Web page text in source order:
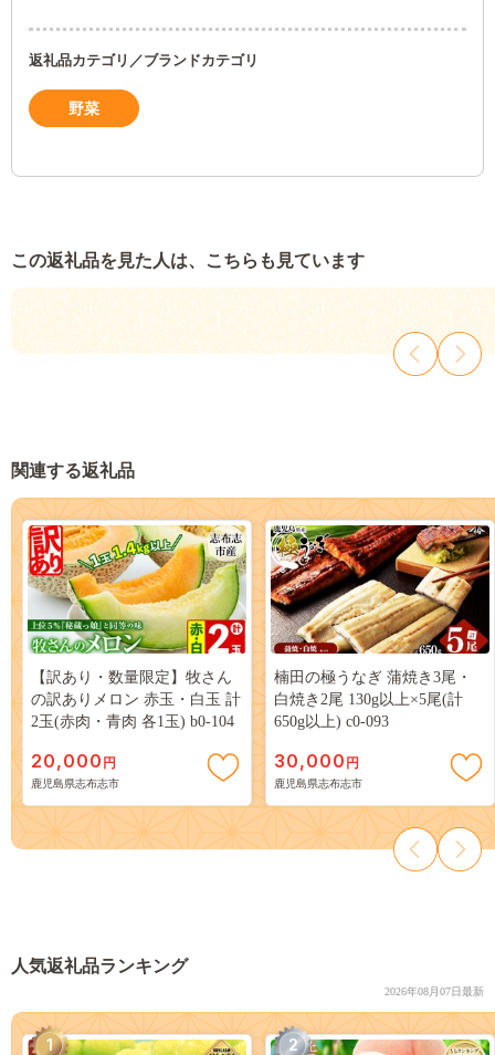
返礼品カテゴリ／ブランドカテゴリ
野菜
この返礼品を見た人は、こちらも見ています
関連する返礼品
【訳あり・数量限定】牧さん
の訳ありメロン 赤玉・白玉 計
2玉(赤肉・青肉 各1玉) b0-104
20,000 円
鹿児島県志布志市
楠田の極うなぎ 蒲焼き3尾・
白焼き2尾 130g以上×5尾(計
650g以上) c0-093
30,000 円
鹿児島県志布志市
人気返礼品ランキング
2026年08月07日最新
1 2